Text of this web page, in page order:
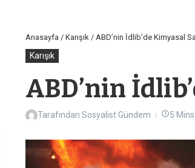
Anasayfa / Karışık / ABD’nin İdlib’de Kimyasal
Karışık
ABD’nin
Tarafından Sosyalist Gündem 5